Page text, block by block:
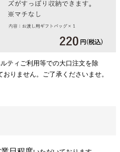
ティご利用等での大口注文を除
りません。ご了承くださいませ。